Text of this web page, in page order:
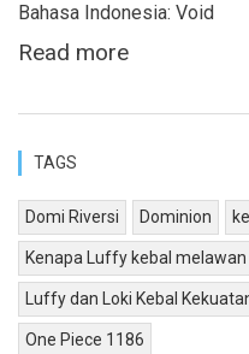
Bahasa Indonesia: Void
Read more
TAGS
Domi Riversi Dominion
Kenapa Luffy kebal melawan
Luffy dan Loki Kebal
One Piece 1186